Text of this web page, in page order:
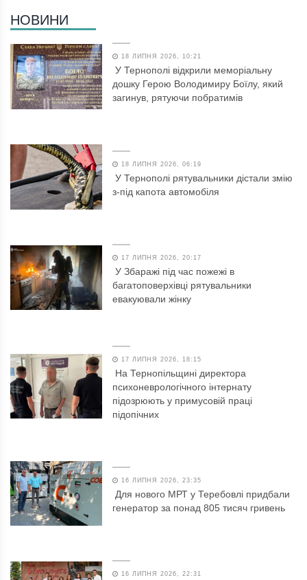
НОВИНИ
18 ЛИПНЯ 2026, 10:21
У Тернополі відкрили меморіальну
дошку Герою Володимиру Боїлу, який
загинув, рятуючи побратимів
18 ЛИПНЯ 2026, 06:19
У Тернополі рятувальники дістали змію
з-під капота автомобіля
17 ЛИПНЯ 2026, 20:17
У Збаражі під час пожежі в
багатоповерхівці рятувальники
евакуювали жінку
17 ЛИПНЯ 2026, 18:15
На Тернопільщині директора
психоневрологічного інтернату
підозрюють у примусовій праці
підопічних
16 ЛИПНЯ 2026, 23:35
Для нового МРТ у Теребовлі придбали
генератор за понад 805 тисяч гривень
16 ЛИПНЯ 2026, 22:31